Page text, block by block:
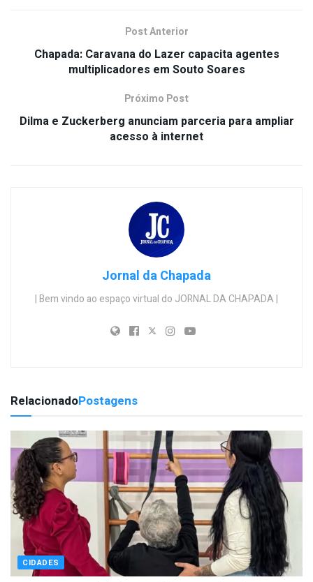
Post Anterior
Chapada: Caravana do Lazer capacita agentes
multiplicadores em Souto Soares
Próximo Post
Dilma e Zuckerberg anunciam parceria para ampliar
acesso à internet
Jornal da Chapada
| Bem vindo ao espaço virtual do JORNAL DA CHAPADA |
RelacionadoPostagens
CIDADES